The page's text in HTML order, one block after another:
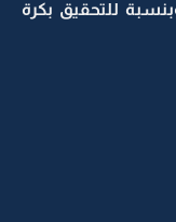
للتحقيق بكرة